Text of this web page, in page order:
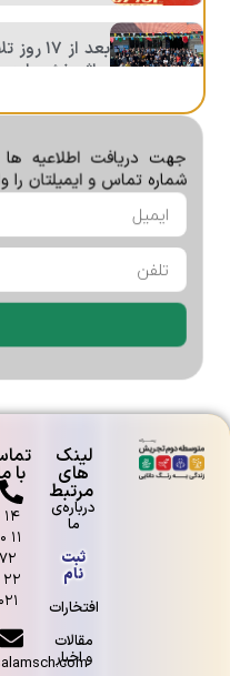
بعد از
و اثربخش،
آزمون جامع ٣ پايه دوازدهم
تلاش همچنان
جلسه انجمن
جهت دریافت اطلاعیه
شماره تماس و ایمیلتان را
لینک
های
مرتبط
درباره‌ی
ما
ثبت
نام
افتخارات
مقالات
و اخبار
با
۷۲
۰۲۱